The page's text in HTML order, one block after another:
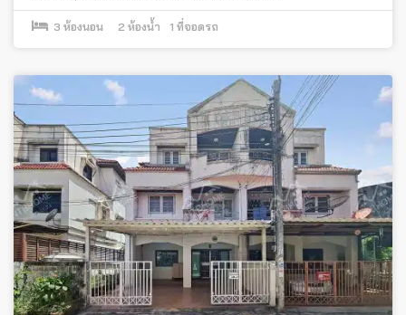
3 ห้องนอน 2 ห้องน้ำ 1 ที่จอดรถ